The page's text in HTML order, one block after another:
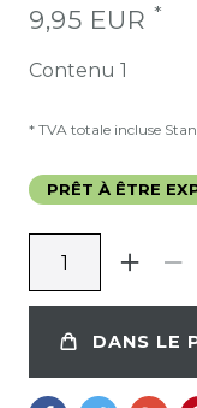
9,95 EUR *
Contenu 1
* TVA totale incluse
PRÊT À ÊTRE
DANS LE